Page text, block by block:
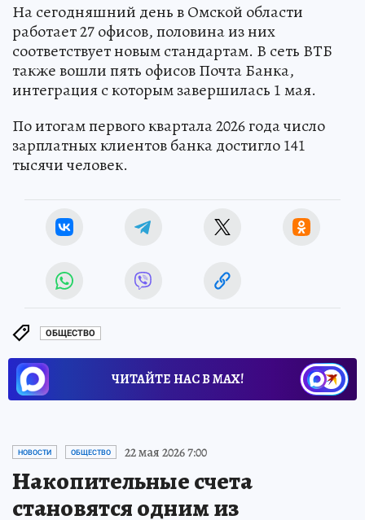
На сегодняшний день в Омской области
работает 27 офисов, половина из них
соответствует новым стандартам. В сеть ВТБ
также вошли пять офисов Почта Банка,
интеграция с которым завершилась 1 мая.
По итогам первого квартала 2026 года число
зарплатных клиентов банка достигло 141
тысячи человек.
ОБЩЕСТВО
ЧИТАЙТЕ НАС В МАХ!
НОВОСТИ ОБЩЕСТВО 22 мая 2026 7:00
Накопительные счета
становятся одним из